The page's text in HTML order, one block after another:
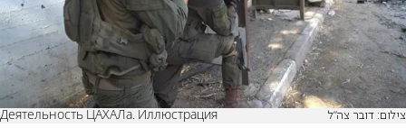
Деятельность ЦАХАЛа. Иллюстрация צילום: דובר צה"ל